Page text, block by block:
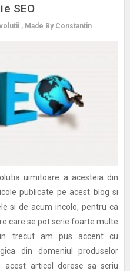
SEO
, Made By Constantin
uimitoare a acesteia din
publicate pe acest blog si
si de acum incolo, pentru ca
care se pot scrie foarte multe
trecut am pus accent cu
din domeniul produselor
acest articol doresc sa scriu